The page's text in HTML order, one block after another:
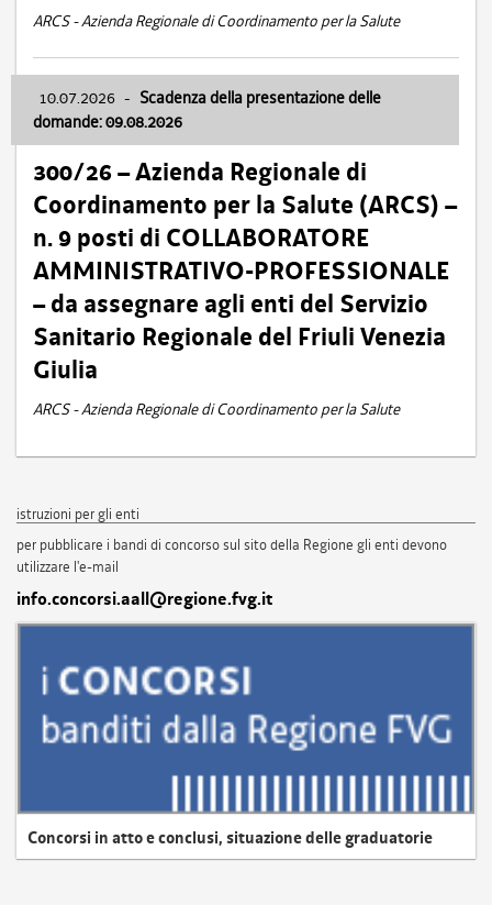
ARCS - Azienda Regionale di Coordinamento per la Salute
10.07.2026 - Scadenza della presentazione delle
domande: 09.08.2026
300/26 – Azienda Regionale di
Coordinamento per la Salute (ARCS) –
n. 9 posti di COLLABORATORE
AMMINISTRATIVO-PROFESSIONALE
– da assegnare agli enti del Servizio
Sanitario Regionale del Friuli Venezia
Giulia
ARCS - Azienda Regionale di Coordinamento per la Salute
istruzioni per gli enti
per pubblicare i bandi di concorso sul sito della Regione gli enti devono
utilizzare l'e-mail
info.concorsi.aall@regione.fvg.it
Concorsi in atto e conclusi, situazione delle graduatorie